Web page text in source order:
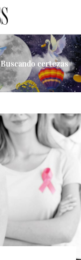
Buscando certezas